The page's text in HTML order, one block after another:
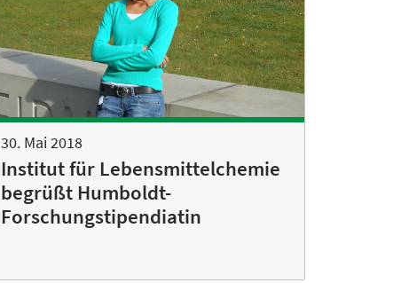
30. Mai 2018
Institut für Lebensmittelchemie
begrüßt Humboldt-
Forschungstipendiatin